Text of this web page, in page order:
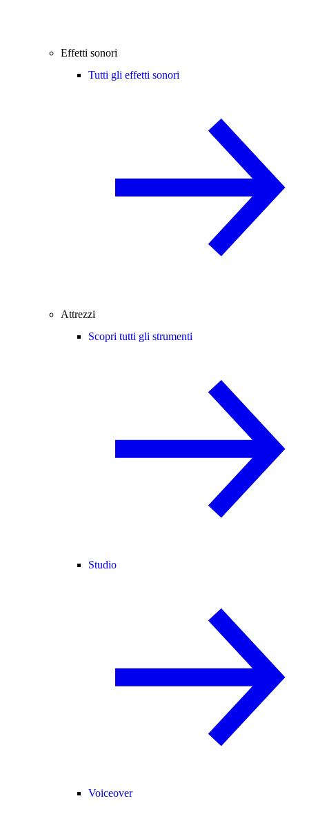
Effetti sonori
Tutti gli effetti sonori
Attrezzi
Scopri tutti gli strumenti
Studio
Voiceover